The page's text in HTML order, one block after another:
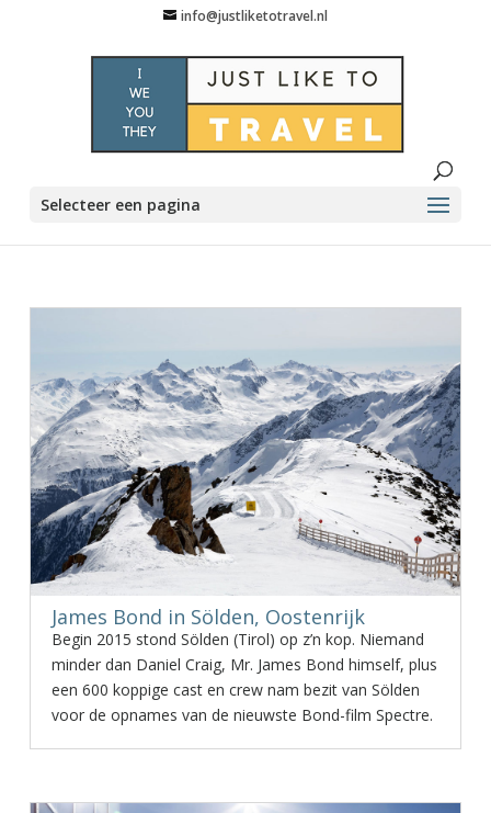
info@justliketotravel.nl
Selecteer een pagina
James Bond in Sölden, Oostenrijk
Begin 2015 stond Sölden (Tirol) op z’n kop. Niemand
minder dan Daniel Craig, Mr. James Bond himself, plus
een 600 koppige cast en crew nam bezit van Sölden
voor de opnames van de nieuwste Bond-film Spectre.